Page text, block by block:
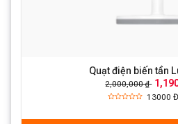
Quạt điện biến tần
2,000,000 ₫
13000